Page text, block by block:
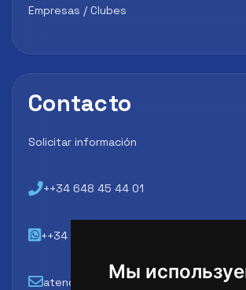
Мы
Empresas / Clubes
Contacto
Solicitar información
++34 648 45 44 01
++34 648 45 44 01
atencion@futbollab.com